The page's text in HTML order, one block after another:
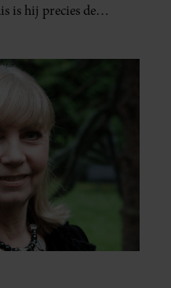
is hij precies de
onder de